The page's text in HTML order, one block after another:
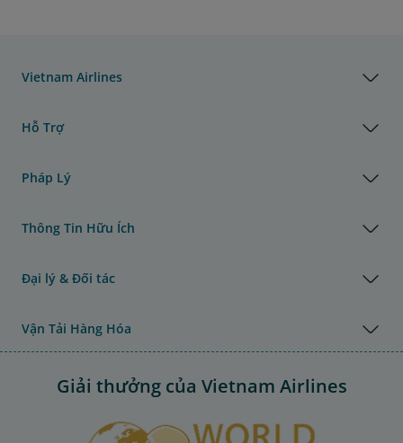
Vietnam Airlines
Hỗ Trợ
Pháp Lý
Thông Tin Hữu Ích
Đại lý & Đối tác
Vận Tải Hàng Hóa
Giải thưởng của Vietnam Airlines